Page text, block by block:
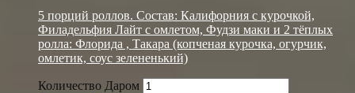
5 порций роллов. Состав: Калифорния с курочкой,
Филадельфия Лайт с омлетом, Фудзи маки и 2 тёплых
ролла: Флорида , Такара (копченая курочка, огурчик,
омлетик, соус зелененький)
Количество Даром